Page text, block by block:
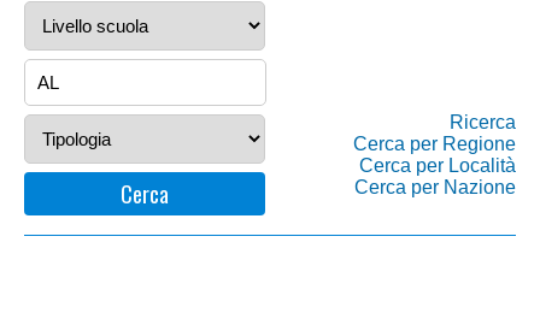
Cerca
Ricerca
Cerca per Regione
Cerca per Località
Cerca per Nazione